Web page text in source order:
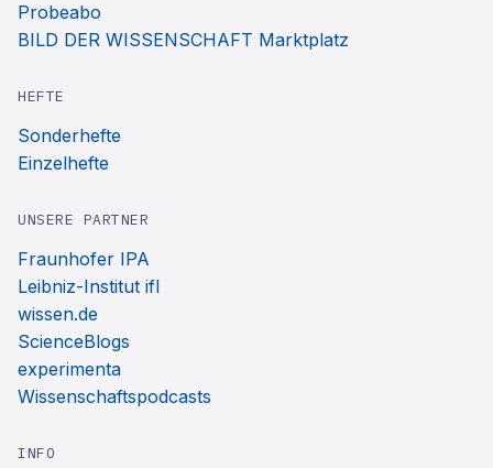
Probeabo
BILD DER WISSENSCHAFT Marktplatz
HEFTE
Sonderhefte
Einzelhefte
UNSERE PARTNER
Fraunhofer IPA
Leibniz-Institut ifl
wissen.de
ScienceBlogs
experimenta
Wissenschaftspodcasts
INFO